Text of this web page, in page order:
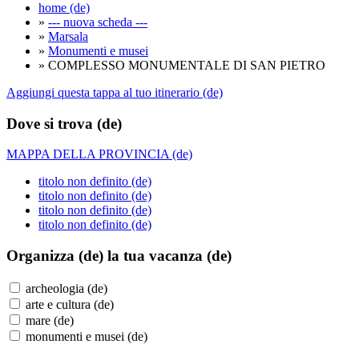
home (de)
» --- nuova scheda ---
» Marsala
» Monumenti e musei
» COMPLESSO MONUMENTALE DI SAN PIETRO
Aggiungi questa tappa al tuo itinerario (de)
Dove si trova (de)
MAPPA DELLA PROVINCIA (de)
titolo non definito (de)
titolo non definito (de)
titolo non definito (de)
titolo non definito (de)
Organizza (de) la tua vacanza (de)
archeologia (de)
arte e cultura (de)
mare (de)
monumenti e musei (de)